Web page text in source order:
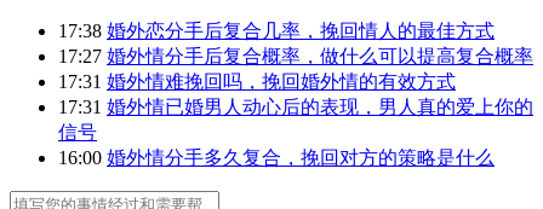
17:38 婚外恋分手后复合几率，挽回情人的最佳方式
17:27 婚外情分手后复合概率，做什么可以提高复合概率
17:31 婚外情难挽回吗，挽回婚外情的有效方式
17:31 婚外情已婚男人动心后的表现，男人真的爱上你的
信号
16:00 婚外情分手多久复合，挽回对方的策略是什么